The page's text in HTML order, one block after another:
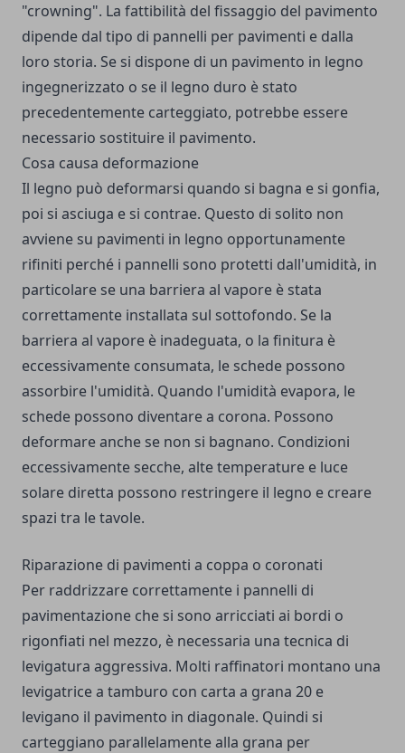
"crowning". La fattibilità del fissaggio del pavimento
dipende dal tipo di pannelli per pavimenti e dalla
loro storia. Se si dispone di un pavimento in legno
ingegnerizzato o se il legno duro è stato
precedentemente carteggiato, potrebbe essere
necessario sostituire il pavimento.
Cosa causa deformazione
Il legno può deformarsi quando si bagna e si gonfia,
poi si asciuga e si contrae. Questo di solito non
avviene su pavimenti in legno opportunamente
rifiniti perché i pannelli sono protetti dall'umidità, in
particolare se una barriera al vapore è stata
correttamente installata sul sottofondo. Se la
barriera al vapore è inadeguata, o la finitura è
eccessivamente consumata, le schede possono
assorbire l'umidità. Quando l'umidità evapora, le
schede possono diventare a corona. Possono
deformare anche se non si bagnano. Condizioni
eccessivamente secche, alte temperature e luce
solare diretta possono restringere il legno e creare
spazi tra le tavole.
Riparazione di pavimenti a coppa o coronati
Per raddrizzare correttamente i pannelli di
pavimentazione che si sono arricciati ai bordi o
rigonfiati nel mezzo, è necessaria una tecnica di
levigatura aggressiva. Molti raffinatori montano una
levigatrice a tamburo con carta a grana 20 e
levigano il pavimento in diagonale. Quindi si
carteggiano parallelamente alla grana per